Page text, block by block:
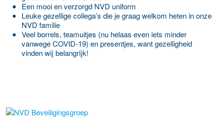
Een mooi en verzorgd NVD uniform
Leuke gezellige collega’s die je graag welkom heten in onze
NVD familie
Veel borrels, teamuitjes (nu helaas even iets minder
vanwege COVID-19) en presentjes, want gezelligheid
vinden wij belangrijk!
Meer werkgever details